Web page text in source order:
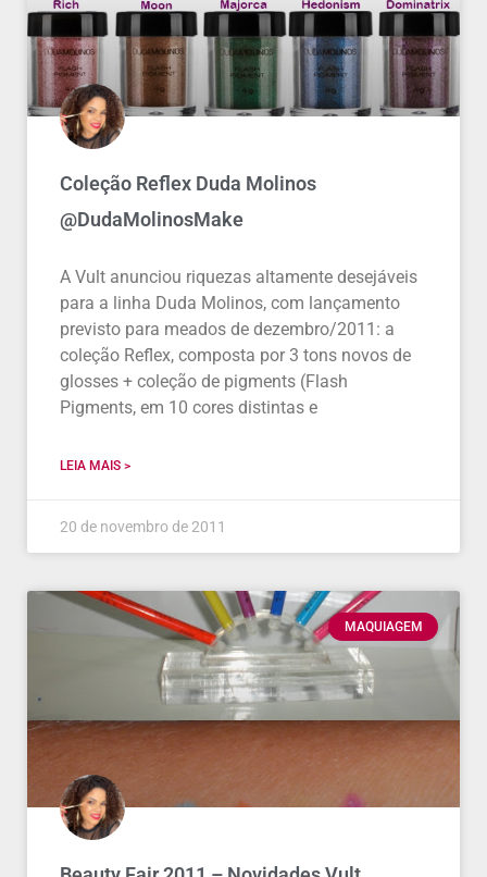
Coleção Reflex Duda Molinos
@DudaMolinosMake
A Vult anunciou riquezas altamente desejáveis
para a linha Duda Molinos, com lançamento
previsto para meados de dezembro/2011: a
coleção Reflex, composta por 3 tons novos de
glosses + coleção de pigments (Flash
Pigments, em 10 cores distintas e
LEIA MAIS >
20 de novembro de 2011
MAQUIAGEM